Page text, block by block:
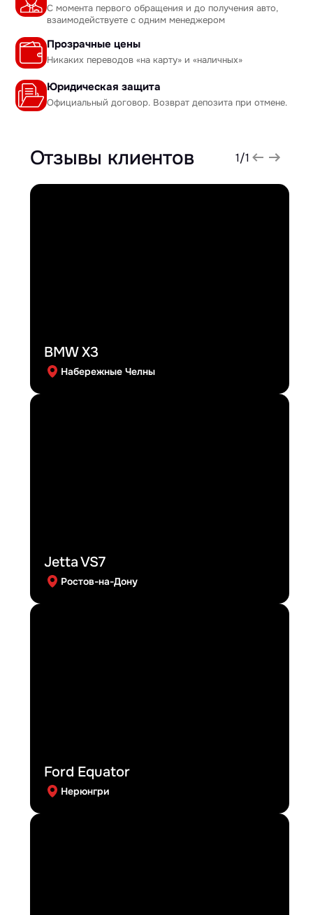
С момента первого обращения и до получения авто,
взаимодействуете с одним менеджером
Прозрачные цены
Никаких переводов «на карту» и «наличных»
Юридическая защита
Официальный договор. Возврат депозита при отмене.
Отзывы клиентов 1/1
BMW X3
Набережные Челны
Jetta VS7
Ростов-на-Дону
Ford Equator
Нерюнгри